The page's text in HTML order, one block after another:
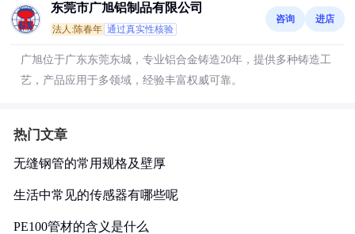
东莞市广旭铝制品有限公司
法人:陈春年 通过真实性核验
咨询 进店
广旭位于广东东莞东城，专业铝合金铸造20年，提供多种铸造工
艺，产品应用于多领域，经验丰富权威可靠。
热门文章
无缝钢管的常用规格及壁厚
生活中常见的传感器有哪些呢
PE100管材的含义是什么